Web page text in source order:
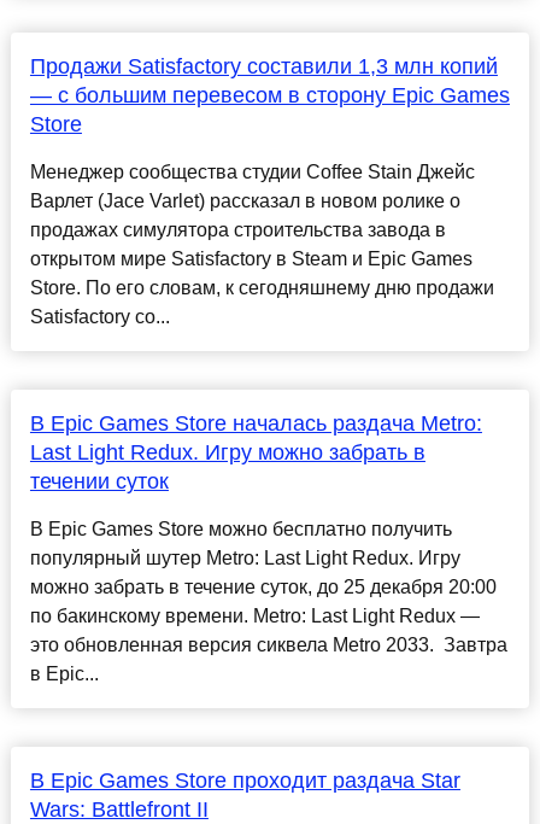
Продажи Satisfactory составили 1,3 млн копий
— с большим перевесом в сторону Epic Games
Store
Менеджер сообщества студии Coffee Stain Джейс
Варлет (Jace Varlet) рассказал в новом ролике о
продажах симулятора строительства завода в
открытом мире Satisfactory в Steam и Epic Games
Store. По его словам, к сегодняшнему дню продажи
Satisfactory со...
В Epic Games Store началась раздача Metro:
Last Light Redux. Игру можно забрать в
течении суток
В Epic Games Store можно бесплатно получить
популярный шутер Metro: Last Light Redux. Игру
можно забрать в течение суток, до 25 декабря 20:00
по бакинскому времени. Metro: Last Light Redux —
это обновленная версия сиквела Metro 2033. Завтра
в Epic...
В Epic Games Store проходит раздача Star
Wars: Battlefront II